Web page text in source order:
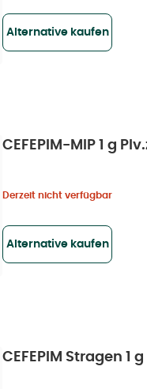
Alternative kaufen
CEFEPIM-MIP 1 g
Derzeit nicht verfügbar
Alternative kaufen
CEFEPIM Stragen 1